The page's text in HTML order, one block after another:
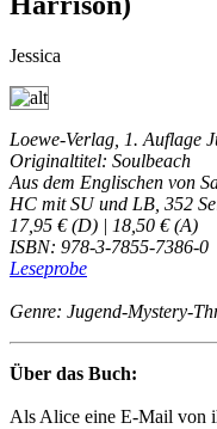
Jessica
Loewe-Verlag, 1. Auflage
Originaltitel: Soulbeach
Aus dem Englischen von
HC mit SU und LB, 352
17,95 € (D) | 18,50 € (A)
ISBN: 978-3-7855-7386-0
Leseprobe
Genre: Jugend-Mystery-
Über das Buch:
Als Alice eine E-Mail von